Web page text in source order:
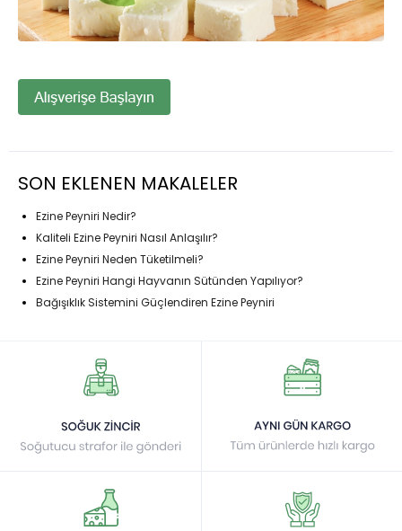
SON EKLENEN MAKALELER
Ezine Peyniri Nedir?
Kaliteli Ezine Peyniri Nasıl Anlaşılır?
Ezine Peyniri Neden Tüketilmeli?
Ezine Peyniri Hangi Hayvanın Sütünden Yapılıyor?
Bağışıklık Sistemini Güçlendiren Ezine Peyniri